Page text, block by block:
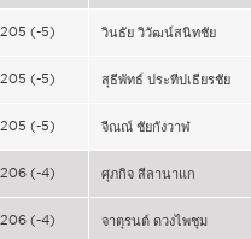
205 (-5) วินธัย วิวัฒน์สนิทชัย
205 (-5) สุธีพัทธ์ ประทีปเธียรชัย
205 (-5) จีณณ์ ชัยกังวาฬ
206 (-4) ศุภกิจ สีลานาแก
206 (-4) จาตุรนต์ ดวงไพชุม